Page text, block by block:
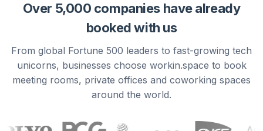
Over 5,000 companies have already
booked with us
From global Fortune 500 leaders to fast-growing tech
unicorns, businesses choose workin.space to book
meeting rooms, private offices and coworking spaces
around the world.